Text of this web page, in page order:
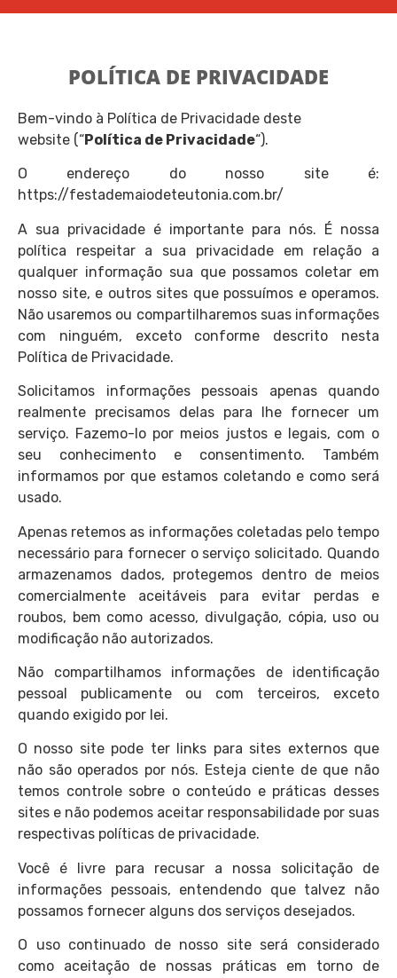
POLÍTICA DE PRIVACIDADE
Bem-vindo à Política de Privacidade deste
website (“Política de Privacidade“).
O endereço do nosso site é:
https://festademaiodeteutonia.com.br/
A sua privacidade é importante para nós. É nossa
política respeitar a sua privacidade em relação a
qualquer informação sua que possamos coletar em
nosso site, e outros sites que possuímos e operamos.
Não usaremos ou compartilharemos suas informações
com ninguém, exceto conforme descrito nesta
Política de Privacidade.
Solicitamos informações pessoais apenas quando
realmente precisamos delas para lhe fornecer um
serviço. Fazemo-lo por meios justos e legais, com o
seu conhecimento e consentimento. Também
informamos por que estamos coletando e como será
usado.
Apenas retemos as informações coletadas pelo tempo
necessário para fornecer o serviço solicitado. Quando
armazenamos dados, protegemos dentro de meios
comercialmente aceitáveis para evitar perdas e
roubos, bem como acesso, divulgação, cópia, uso ou
modificação não autorizados.
Não compartilhamos informações de identificação
pessoal publicamente ou com terceiros, exceto
quando exigido por lei.
O nosso site pode ter links para sites externos que
não são operados por nós. Esteja ciente de que não
temos controle sobre o conteúdo e práticas desses
sites e não podemos aceitar responsabilidade por suas
respectivas políticas de privacidade.
Você é livre para recusar a nossa solicitação de
informações pessoais, entendendo que talvez não
possamos fornecer alguns dos serviços desejados.
O uso continuado de nosso site será considerado
como aceitação de nossas práticas em torno de